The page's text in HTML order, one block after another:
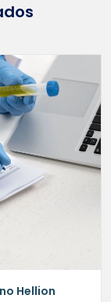
Hellion